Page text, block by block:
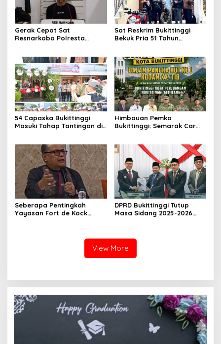
Gerak Cepat Sat
Resnarkoba Polresta
Sat Reskrim Bukittinggi
Bekuk Pria 51 Tahun
54 Capaska Bukittinggi
Masuki Tahap Tantingan di
Himbauan Pemko
Bukittinggi: Semarak Car
Militer (KODAM) XX/Tuanku
Imam Bonjol
Seberapa Pentingkah
Yayasan Fort de Kock
DPRD Bukittinggi Tutup
Masa Sidang 2025-2026
Beri Apresiasi
View More